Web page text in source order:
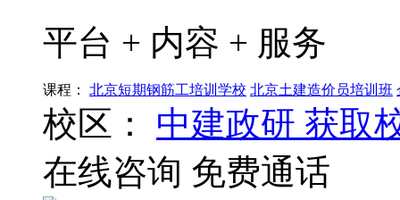
平台 + 内容 + 服务
课程： 北京短期钢筋工培训学校 北京土建造价员培训班
校区： 中建政研 获取
在线咨询 免费通话